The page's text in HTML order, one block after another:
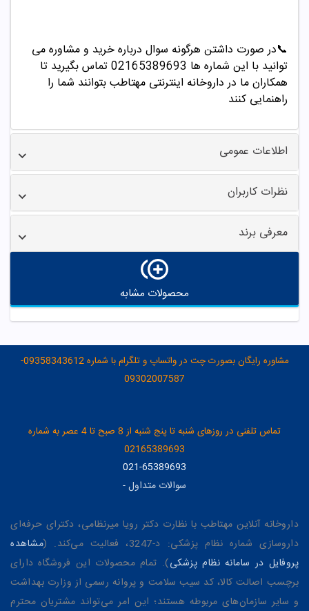
📞در صورت داشتن هرگونه سوال درباره خرید و مشاوره می
توانید با این شماره ها 02165389693
تماس بگیرید تا
همکاران ما در داروخانه اینترنتی مهتاطب بتوانند شما را
راهنمایی کنند
اطلاعات عمومی
نظرات کاربران
معرفی برند
محصولات مشابه
مشاوره رایگان بصورت چت در واتساپ و تلگرام با شماره 09358343612-
09302007587
تماس تلفنی در روزهای شنبه تا پنج شنبه از 8 صبح تا 4 عصر به شماره
02165389693
021-65389693
سوالات متداول-
داروخانه آنلاین مهتاطب با نظارت دکتر رویا میرنظامی، دکترای حرفه‌ای
داروسازی شماره نظام پزشکی: د-3247، فعالیت می‌کند. (
مشاهده
پروفایل در سامانه نظام پزشکی). تمام محصولات این فروشگاه دارای
برچسب اصالت کالا، کد سیب سلامت و پروانه رسمی از وزارت بهداشت
و سایر سازمان‌های مربوطه هستند؛ این امر می‌تواند مشتریان محترم